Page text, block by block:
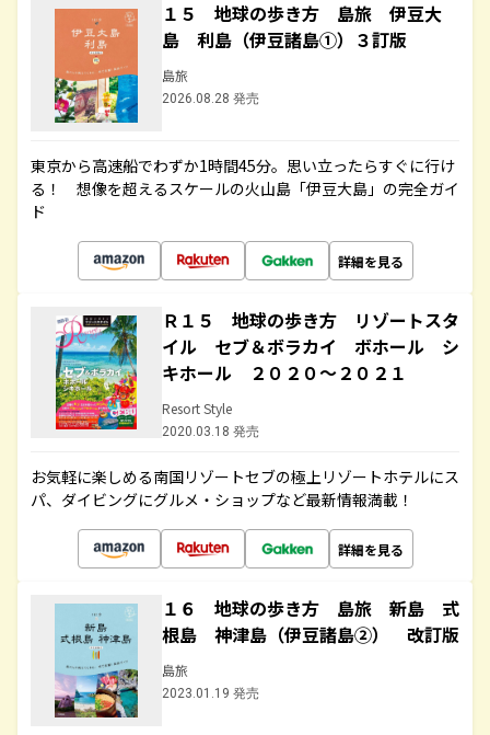
１５ 地球の歩き方 島旅 伊豆大
島 利島（伊豆諸島①）３訂版
島旅
2026.08.28 発売
東京から高速船でわずか1時間45分。思い立ったらすぐに行け
る！ 想像を超えるスケールの火山島「伊豆大島」の完全ガイ
ド
詳細を見る
Ｒ１５ 地球の歩き方 リゾートスタ
イル セブ＆ボラカイ ボホール シ
キホール ２０２０～２０２１
Resort Style
2020.03.18 発売
お気軽に楽しめる南国リゾートセブの極上リゾートホテルにス
パ、ダイビングにグルメ・ショップなど最新情報満載！
詳細を見る
１６ 地球の歩き方 島旅 新島 式
根島 神津島（伊豆諸島②） 改訂版
島旅
2023.01.19 発売